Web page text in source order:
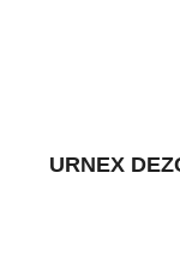
URNEX